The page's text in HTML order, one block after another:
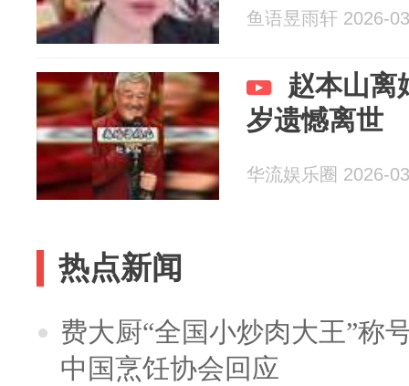
鱼语昱雨轩 2026-
赵本山离
岁遗憾离世
华流娱乐圈 2026-
热点新闻
费大厨“全国小炒肉大王”称
中国烹饪协会回应